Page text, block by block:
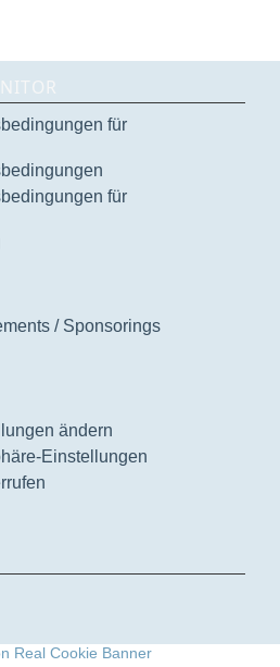
für
für
/ Sponsorings
ändern
Einstellungen
Real Cookie Banner